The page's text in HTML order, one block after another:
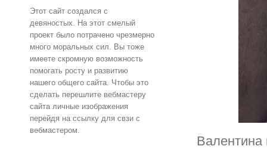
Валентина
Этот сайт создался с
девяностых. На этот смелый
проект было потрачено чрезмерно
много моральных сил. Вы тоже
имеете скромную возможность
помогать росту и развитию
нашего общего сайта. Чтобы это
сделать перешлите вебмастеру
сайта личные изображения
перейдя на ссылку для свзи с
вебмастером.